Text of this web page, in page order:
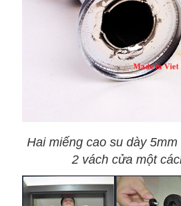
Hai miếng cao su dày
2 vách cửa một